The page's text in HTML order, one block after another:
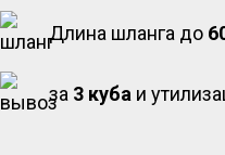
Длина шланга до
за 3 куба и